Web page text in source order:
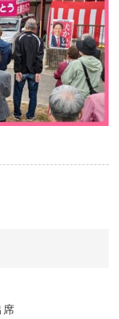
席